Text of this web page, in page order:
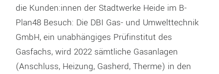
die Kunden:innen der Stadtwerke Heide im B-
Plan48 Besuch: Die DBI Gas- und Umwelttechnik
GmbH, ein unabhängiges Prüfinstitut des
Gasfachs, wird 2022 sämtliche Gasanlagen
(Anschluss, Heizung, Gasherd, Therme) in den